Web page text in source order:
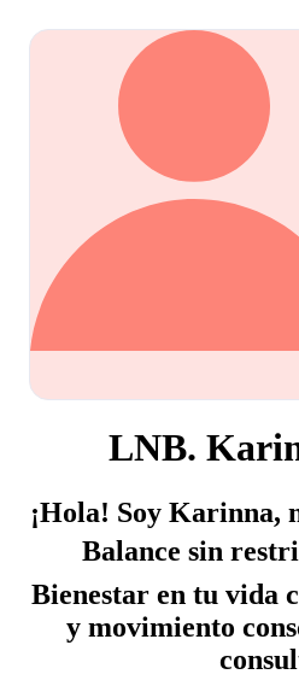
LNB.
¡Hola! Soy Karinna,
Balance sin
Bienestar en tu vida
y movimiento